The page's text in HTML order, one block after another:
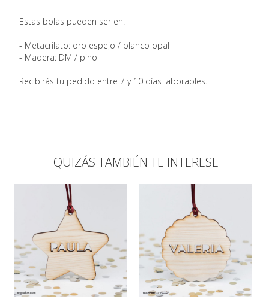
Estas bolas pueden ser en:
- Metacrilato: oro espejo / blanco opal
- Madera: DM / pino
Recibirás tu pedido entre 7 y 10 días laborables.
QUIZÁS TAMBIÉN TE INTERESE